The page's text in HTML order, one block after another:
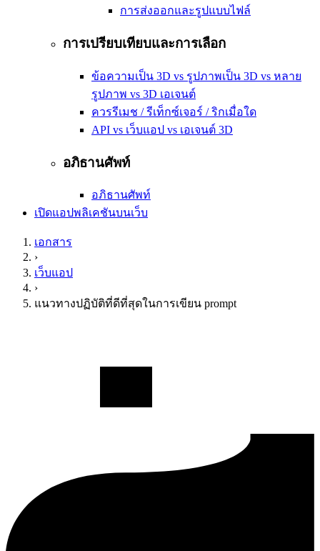
การส่งออกและรูปแบบไฟล์
การเปรียบเทียบและการเลือก
ข้อความเป็น 3D vs รูปภาพเป็น 3D vs หลาย
รูปภาพ vs 3D เอเจนต์
ควรรีเมช / รีเท็กซ์เจอร์ / ริกเมื่อใด
API vs เว็บแอป vs เอเจนต์ 3D
อภิธานศัพท์
อภิธานศัพท์
เปิดแอปพลิเคชันบนเว็บ
เอกสาร
›
เว็บแอป
›
แนวทางปฏิบัติที่ดีที่สุดในการเขียน prompt